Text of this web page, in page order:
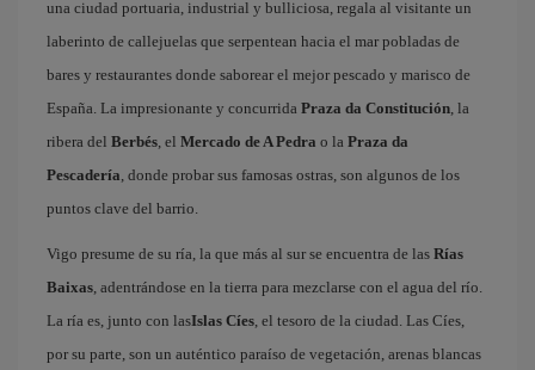
una ciudad portuaria, industrial y bulliciosa, regala al visitante un
laberinto de callejuelas que serpentean hacia el mar pobladas de
bares y restaurantes donde saborear el mejor pescado y marisco de
España. La impresionante y concurrida Praza da Constitución, la
ribera del Berbés, el Mercado de A Pedra o la Praza da
Pescadería, donde probar sus famosas ostras, son algunos de los
puntos clave del barrio.
Vigo presume de su ría, la que más al sur se encuentra de las Rías
Baixas, adentrándose en la tierra para mezclarse con el agua del río.
La ría es, junto con lasIslas Cíes, el tesoro de la ciudad. Las Cíes,
por su parte, son un auténtico paraíso de vegetación, arenas blancas